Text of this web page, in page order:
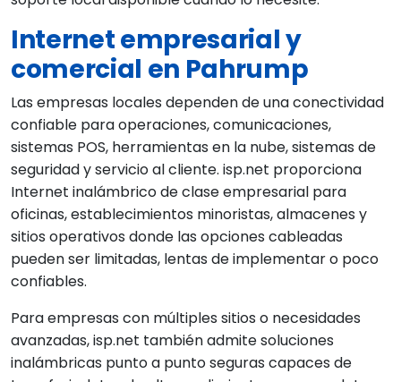
Internet empresarial y
comercial en Pahrump
Las empresas locales dependen de una conectividad
confiable para operaciones, comunicaciones,
sistemas POS, herramientas en la nube, sistemas de
seguridad y servicio al cliente. isp.net proporciona
Internet inalámbrico de clase empresarial para
oficinas, establecimientos minoristas, almacenes y
sitios operativos donde las opciones cableadas
pueden ser limitadas, lentas de implementar o poco
confiables.
Para empresas con múltiples sitios o necesidades
avanzadas, isp.net también admite soluciones
inalámbricas punto a punto seguras capaces de